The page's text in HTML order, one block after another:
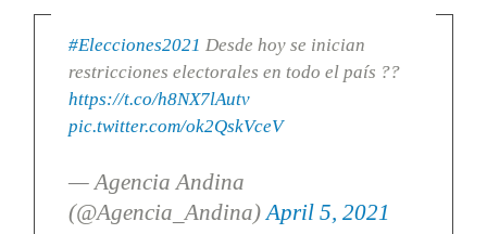
#Elecciones2021 Desde hoy se inician
restricciones electorales en todo el país ??
https://t.co/h8NX7lAutv
pic.twitter.com/ok2QskVceV
— Agencia Andina
(@Agencia_Andina)April 5, 2021